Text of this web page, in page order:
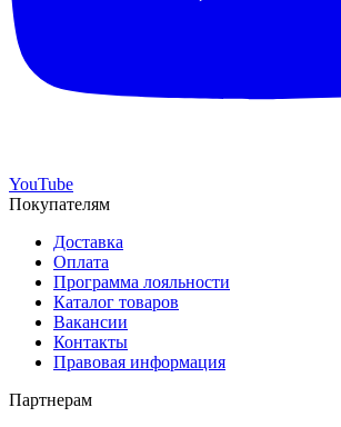
YouTube
Покупателям
Доставка
Оплата
Программа лояльности
Каталог товаров
Вакансии
Контакты
Правовая информация
Партнерам